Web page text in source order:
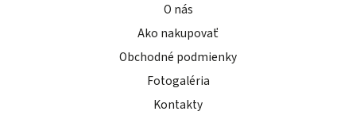
O nás
Ako nakupovať
Obchodné podmienky
Fotogaléria
Kontakty